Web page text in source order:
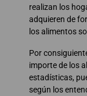
realizan los
adquieren de
los alimentos
Por
importe de los
estadísticas,
según los